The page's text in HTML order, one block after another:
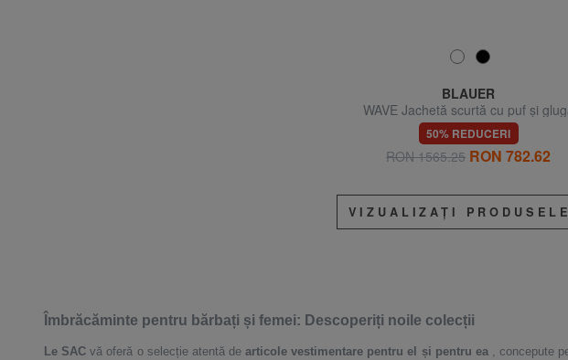
BLAUER
WAVE Jachetă scurtă cu puf și
50% REDUCERI
RON 1565.25 RON 782.62
VIZUALIZAȚI
Îmbrăcăminte pentru bărbați și femei: Descoperiți noile colecții
Le SAC vă oferă o selecție atentă dearticole vestimentare pentru el și pentru ea, concepute